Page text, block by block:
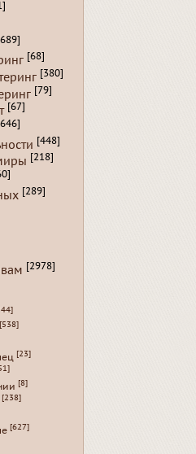
[68]
[380]
[79]
[67]
[448]
[218]
[289]
[2978]
[538]
[23]
[8]
[238]
[627]